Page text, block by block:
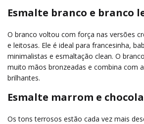
Esmalte branco e branco
O branco voltou com força nas versões
e leitosas. Ele é ideal para francesinha,
minimalistas e esmaltação clean. O
muito mãos bronzeadas e combina com
brilhantes.
Esmalte marrom e
Os tons terrosos estão cada vez mais